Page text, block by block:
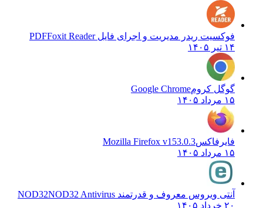
فوکسیت ریدر مدیریت و اجرای فایل PDFFoxit Reader
۱۴ تیر ۱۴۰۵
گوگل کرومGoogle Chrome
۱۵ مرداد ۱۴۰۵
فایرفاکسMozilla Firefox v153.0.3
۱۵ مرداد ۱۴۰۵
آنتی ویروس معروف و قدرتمند NOD32 NOD32 Antivirus
۲۰ خرداد ۱۴۰۵